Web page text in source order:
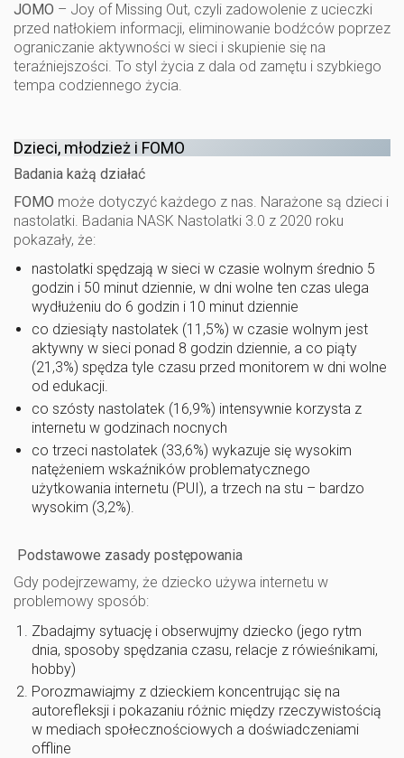
JOMO – Joy of Missing Out, czyli zadowolenie z ucieczki
przed natłokiem informacji, eliminowanie bodźców poprzez
ograniczanie aktywności w sieci i skupienie się na
teraźniejszości. To styl życia z dala od zamętu i szybkiego
tempa codziennego życia.
Dzieci, młodzież i FOMO
Badania każą działać
FOMO może dotyczyć każdego z nas. Narażone są dzieci i
nastolatki. Badania NASK Nastolatki 3.0 z 2020 roku
pokazały, że:
nastolatki spędzają w sieci w czasie wolnym średnio 5
godzin i 50 minut dziennie, w dni wolne ten czas ulega
wydłużeniu do 6 godzin i 10 minut dziennie
co dziesiąty nastolatek (11,5%) w czasie wolnym jest
aktywny w sieci ponad 8 godzin dziennie, a co piąty
(21,3%) spędza tyle czasu przed monitorem w dni wolne
od edukacji.
co szósty nastolatek (16,9%) intensywnie korzysta z
internetu w godzinach nocnych
co trzeci nastolatek (33,6%) wykazuje się wysokim
natężeniem wskaźników problematycznego
użytkowania internetu (PUI), a trzech na stu – bardzo
wysokim (3,2%).
Podstawowe zasady postępowania
Gdy podejrzewamy, że dziecko używa internetu w
problemowy sposób:
Zbadajmy sytuację i obserwujmy dziecko (jego rytm
dnia, sposoby spędzania czasu, relacje z rówieśnikami,
hobby)
Porozmawiajmy z dzieckiem koncentrując się na
autorefleksji i pokazaniu różnic między rzeczywistością
w mediach społecznościowych a doświadczeniami
offline